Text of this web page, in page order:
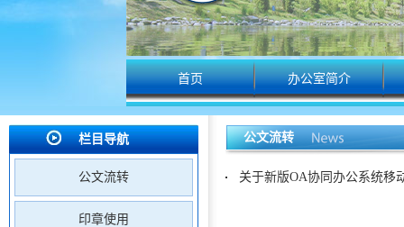
首页 办公室简介
栏目导航
公文流转
印章使用
公文流转
关于新版OA协同办公系统移